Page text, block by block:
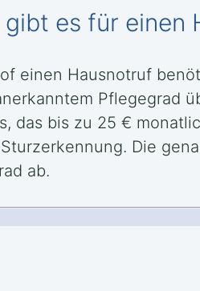
es für
einen Hausnotruf
Pflegegrad
das bis zu 25 €
Die
ab.